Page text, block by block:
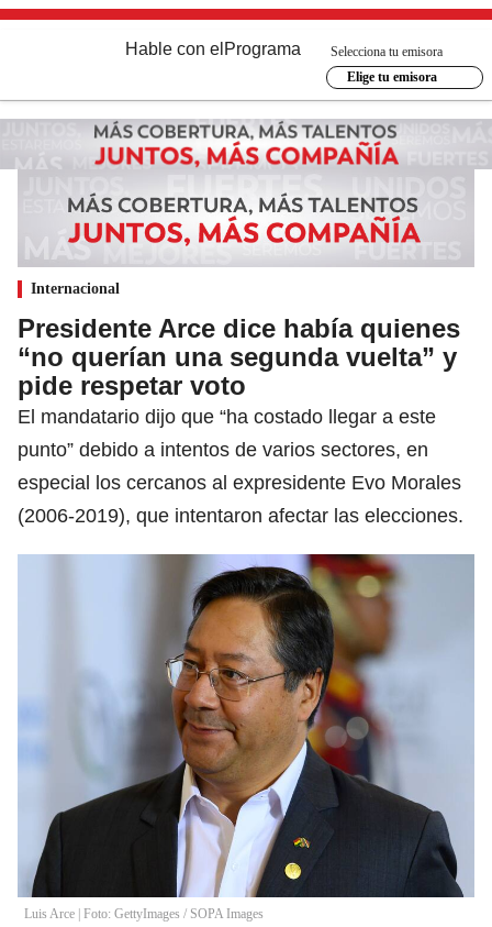
Hable con el Programa
Selecciona tu emisora
Elige tu emisora
Internacional
Presidente Arce dice había quienes
“no querían una segunda vuelta” y
pide respetar voto
El mandatario dijo que “ha costado llegar a este
punto” debido a intentos de varios sectores, en
especial los cercanos al expresidente Evo Morales
(2006-2019), que intentaron afectar las elecciones.
Luis Arce | Foto: GettyImages / SOPA Images